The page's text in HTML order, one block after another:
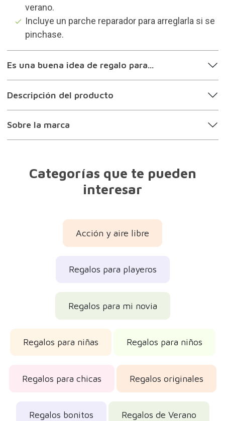
verano.
Incluye un parche reparador para arreglarla si se
pinchase.
Es una buena idea de regalo para...
Descripción del producto
Sobre la marca
Categorías que te pueden
interesar
Acción y aire libre
Regalos para playeros
Regalos para mi novia
Regalos para niñas Regalos para niños
Regalos para chicas Regalos originales
Regalos bonitos Regalos de Verano